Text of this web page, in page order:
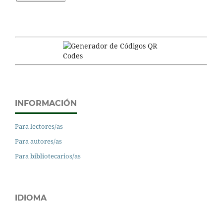
INFORMACIÓN
Para lectores/as
Para autores/as
Para bibliotecarios/as
IDIOMA